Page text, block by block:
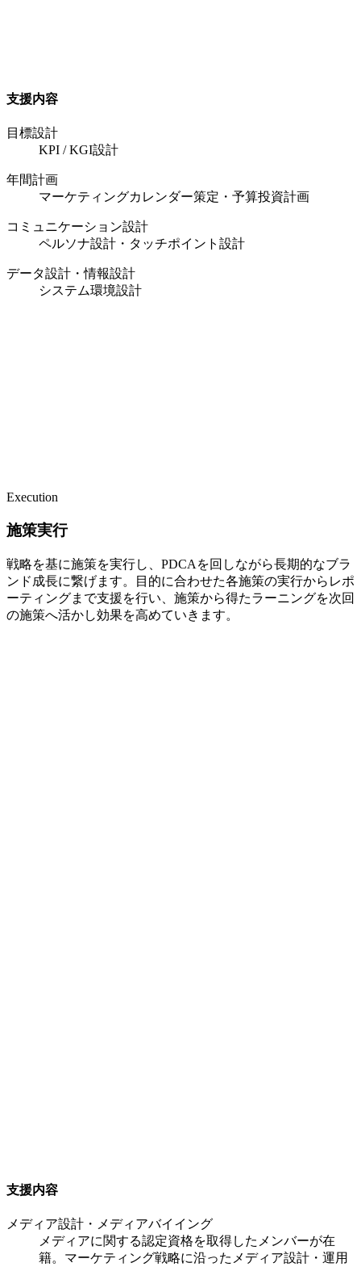
支援内容
目標設計
KPI / KGI設計
年間計画
マーケティングカレンダー策定・予算投資計画
コミュニケーション設計
ペルソナ設計・タッチポイント設計
データ設計・情報設計
システム環境設計
Execution
施策実行
戦略を基に施策を実行し、PDCAを回しながら長期的なブラ
ンド成長に繋げます。目的に合わせた各施策の実行からレポ
ーティングまで支援を行い、施策から得たラーニングを次回
の施策へ活かし効果を高めていきます。
支援内容
メディア設計・メディアバイイング
メディアに関する認定資格を取得したメンバーが在
籍。マーケティング戦略に沿ったメディア設計・運用